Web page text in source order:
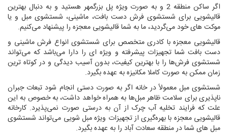
اگر ساکن منطقه 2 و به صورت ویژه پل بزرگمهر هستید و به دنبال بهترین
قالیشویی برای شستشوی فرش دست بافت، ماشینی، شستشوی مبل و یا
موکت های خود می‌گردید، ما به شما قالیشویی معجزه را پیشنهاد می‌کنیم.
قالیشویی معجزه با کادری متخصص برای شستشوی انواع فرش ماشینی و
دست بافت شما تجهیزات پیشرفته و ویژه ای را دارا می‌باشد که می‌تواند
شستشوی فرش‌ها را با بهترین کیفیت، بدون آسیب دیدگی و در کوتاه ترین
زمان ممکن به صورت کاملا مکانیزه به عهده بگیرد.
شستشوی مبل معمولاً در خانه اگر به صورت دستی انجام شود تبعات جبران
ناپذیری برای سلامت ظاهر مبل‌ها به همراه خواهد داشت، به خصوص به این
علت که فرایند تخلیه آب چرک از آن به درستی صورت نمی‌پذیرد. کارخانه
قالیشویی معجزه با بهره‌گیری از تجهیزات ویژه مبل شویی می‌تواند شستشوی
مبل های شما در منطقه سعادت آباد را به عهده بگیرد.